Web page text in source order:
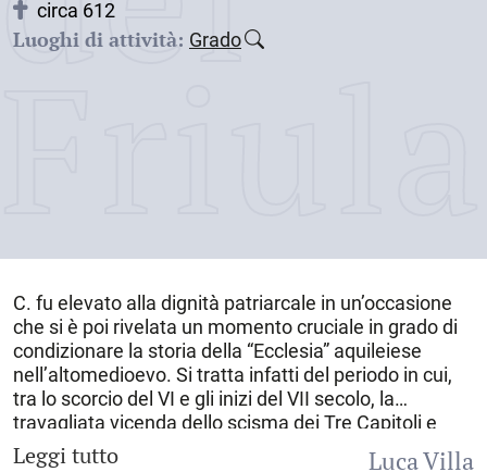
circa 612
Luoghi di attività: Grado
C. fu elevato alla dignità patriarcale in un’occasione
che si è poi rivelata un momento cruciale in grado di
condizionare la storia della “Ecclesia” aquileiese
nell’altomedioevo. Si tratta infatti del periodo in cui,
tra lo scorcio del VI e gli inizi del VII secolo, la
travagliata vicenda dello scisma dei Tre Capitoli e
l’insanabile contrapposizione tra papato e Impero da
Leggi tutto
Luca Villa